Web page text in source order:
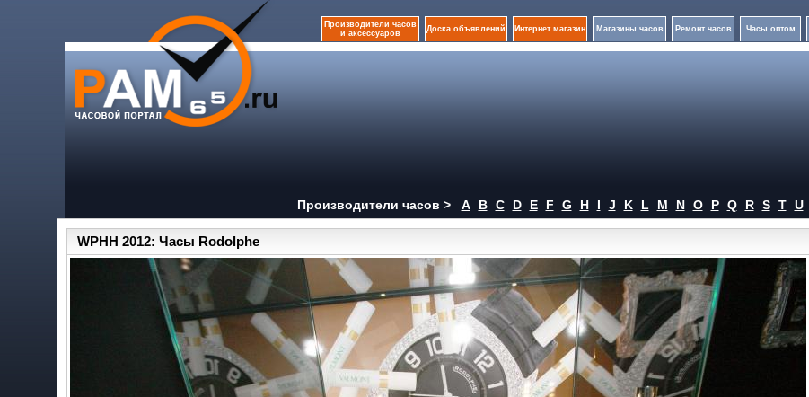
Производители часов
и аксессуаров
Доска объявлений Интернет магазин Магазины часов Ремонт часов Часы оптом
Производители часов > A B C D E F G H I J K L M N O P Q R S T U
WPHH 2012: Часы Rodolphe